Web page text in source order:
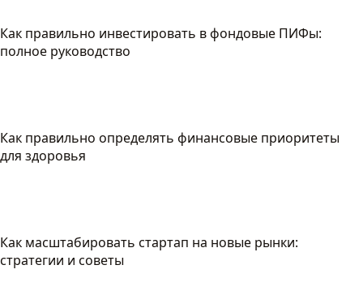
Как правильно инвестировать в фондовые ПИФы:
полное руководство
Как правильно определять финансовые приоритеты
для здоровья
Как масштабировать стартап на новые рынки:
стратегии и советы